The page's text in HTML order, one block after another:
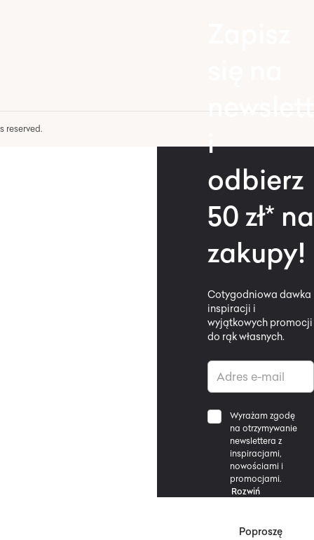
reserved.
i
odbierz
50 zł* na
zakupy!
Cotygodniowa dawka
inspiracji i
wyjątkowych promocji
do rąk własnych.
Wyrażam zgodę
na otrzymywanie
newslettera z
inspiracjami,
nowościami i
promocjami.
Rozwiń
Poproszę